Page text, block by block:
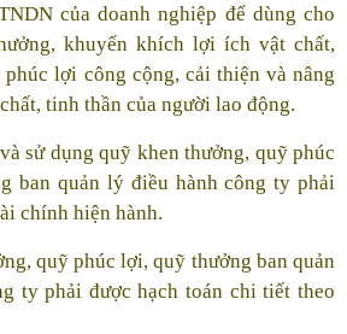
của doanh nghiệp để dùng cho
khuyến khích lợi ích vật chất,
lợi công cộng, cải thiện và nâng
tinh thần của người lao động.
sử dụng quỹ khen thưởng, quỹ phúc
ban quản lý điều hành công ty phải
chính hiện hành.
quỹ phúc lợi, quỹ thưởng ban quản
ty phải được hạch toán chi tiết theo